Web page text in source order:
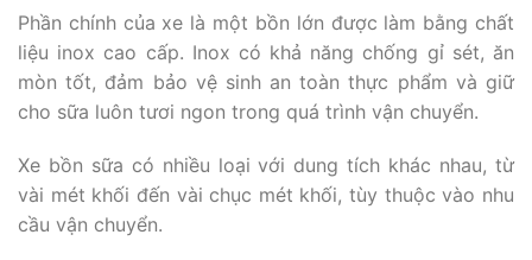
Phần chính của xe là một bồn lớn được làm bằng chất
liệu inox cao cấp. Inox có khả năng chống gỉ sét, ăn
mòn tốt, đảm bảo vệ sinh an toàn thực phẩm và giữ
cho sữa luôn tươi ngon trong quá trình vận chuyển.
Xe bồn sữa có nhiều loại với dung tích khác nhau, từ
vài mét khối đến vài chục mét khối, tùy thuộc vào nhu
cầu vận chuyển.